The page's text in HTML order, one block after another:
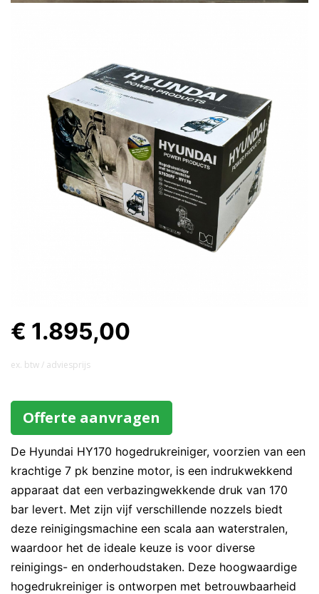
€ 1.895,00
ex. btw / adviesprijs
Offerte aanvragen
De Hyundai HY170 hogedrukreiniger, voorzien van een
krachtige 7 pk benzine motor, is een indrukwekkend
apparaat dat een verbazingwekkende druk van 170
bar levert. Met zijn vijf verschillende nozzels biedt
deze reinigingsmachine een scala aan waterstralen,
waardoor het de ideale keuze is voor diverse
reinigings- en onderhoudstaken. Deze hoogwaardige
hogedrukreiniger is ontworpen met betrouwbaarheid